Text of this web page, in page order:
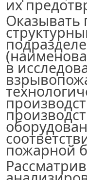
их
в
пожарной